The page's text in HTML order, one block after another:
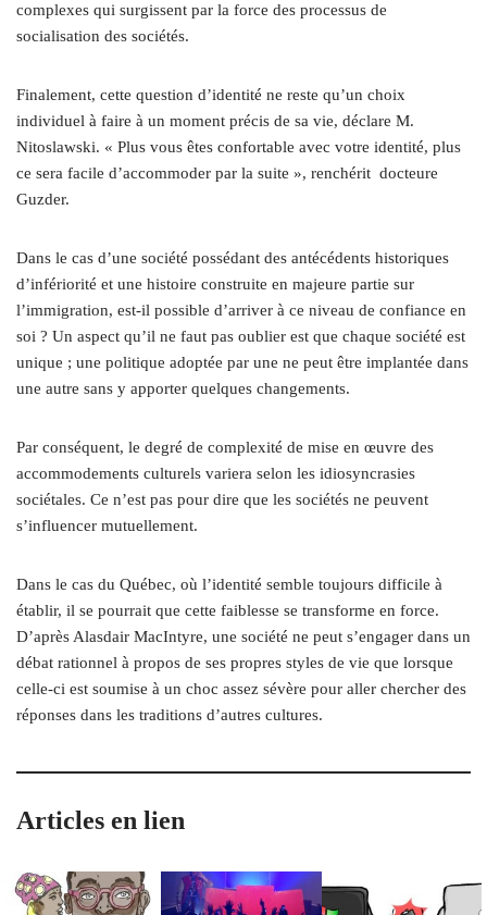
complexes qui surgissent par la force des processus de
socialisation des sociétés.
Finalement, cette question d’identité ne reste qu’un choix
individuel à faire à un moment précis de sa vie, déclare M.
Nitoslawski. « Plus vous êtes confortable avec votre identité, plus
ce sera facile d’accommoder par la suite », renchérit docteure
Guzder.
Dans le cas d’une société possédant des antécédents historiques
d’infériorité et une histoire construite en majeure partie sur
l’immigration, est-il possible d’arriver à ce niveau de confiance en
soi ? Un aspect qu’il ne faut pas oublier est que chaque société est
unique ; une politique adoptée par une ne peut être implantée dans
une autre sans y apporter quelques changements.
Par conséquent, le degré de complexité de mise en œuvre des
accommodements culturels variera selon les idiosyncrasies
sociétales. Ce n’est pas pour dire que les sociétés ne peuvent
s’influencer mutuellement.
Dans le cas du Québec, où l’identité semble toujours difficile à
établir, il se pourrait que cette faiblesse se transforme en force.
D’après Alasdair MacIntyre, une société ne peut s’engager dans un
débat rationnel à propos de ses propres styles de vie que lorsque
celle-ci est soumise à un choc assez sévère pour aller chercher des
réponses dans les traditions d’autres cultures.
Articles en lien